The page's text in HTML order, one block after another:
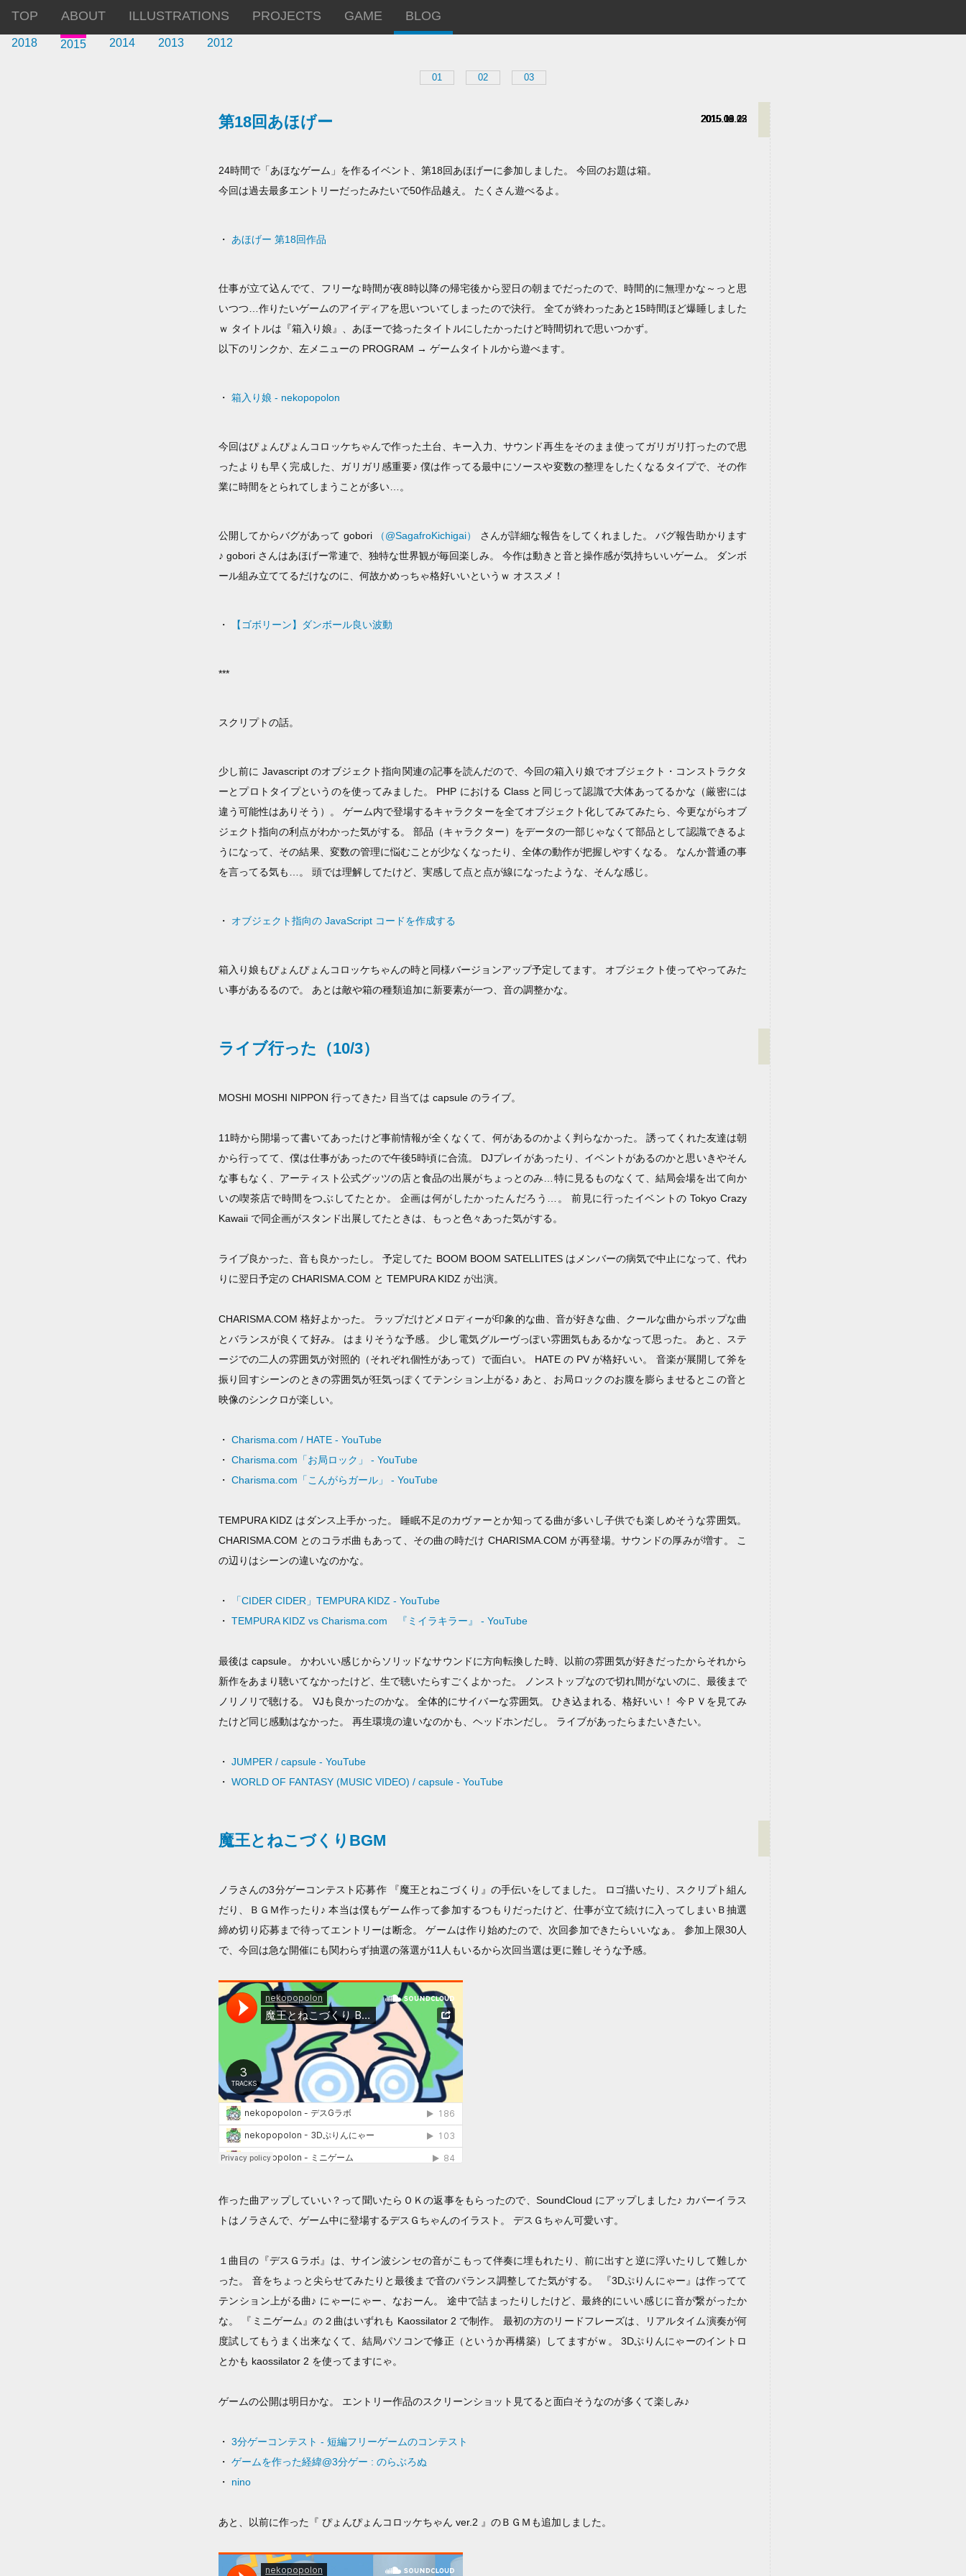
TOP ABOUT ILLUSTRATIONS PROJECTS GAME BLOG
2018 2015 2014 2013 2012
01 02 03
第18回あほげー 2015.11.23
24時間で「あほなゲーム」を作るイベント、第18回あほげーに参加しました。 今回のお題は箱。
今回は過去最多エントリーだったみたいで50作品越え。 たくさん遊べるよ。
・ あほげー 第18回作品
仕事が立て込んでて、フリーな時間が夜8時以降の帰宅後から翌日の朝までだったので、時間的に無理かな～っと思
いつつ…作りたいゲームのアイディアを思いついてしまったので決行。 全てが終わったあと15時間ほど爆睡しました
ｗ タイトルは『箱入り娘』、あほーで捻ったタイトルにしたかったけど時間切れで思いつかず。
以下のリンクか、左メニューの PROGRAM → ゲームタイトルから遊べます。
・ 箱入り娘 - nekopopolon
今回はぴょんぴょんコロッケちゃんで作った土台、キー入力、サウンド再生をそのまま使ってガリガリ打ったので思
ったよりも早く完成した、ガリガリ感重要♪ 僕は作ってる最中にソースや変数の整理をしたくなるタイプで、その作
業に時間をとられてしまうことが多い…。
公開してからバグがあって gobori ‏（@SagafroKichigai）
さんが詳細な報告をしてくれました。 バグ報告助かります
♪ gobori さんはあほげー常連で、独特な世界観が毎回楽しみ。 今作は動きと音と操作感が気持ちいいゲーム。 ダンボ
ール組み立ててるだけなのに、何故かめっちゃ格好いいというｗ オススメ！
・ 【ゴボリーン】ダンボール良い波動
***
スクリプトの話。
少し前に Javascript のオブジェクト指向関連の記事を読んだので、今回の箱入り娘でオブジェクト・コンストラクタ
ーとプロトタイプというのを使ってみました。 PHP における Class と同じって認識で大体あってるかな（厳密には
違う可能性はありそう）。 ゲーム内で登場するキャラクターを全てオブジェクト化してみてみたら、今更ながらオブ
ジェクト指向の利点がわかった気がする。 部品（キャラクター）をデータの一部じゃなくて部品として認識できるよ
うになって、その結果、変数の管理に悩むことが少なくなったり、全体の動作が把握しやすくなる。 なんか普通の事
を言ってる気も…。 頭では理解してたけど、実感して点と点が線になったような、そんな感じ。
・ オブジェクト指向の JavaScript コードを作成する
箱入り娘もぴょんぴょんコロッケちゃんの時と同様バージョンアップ予定してます。 オブジェクト使ってやってみた
い事があるるので。 あとは敵や箱の種類追加に新要素が一つ、音の調整かな。
ライブ行った（10/3）
2015.10.05
MOSHI MOSHI NIPPON 行ってきた♪ 目当ては capsule のライブ。
11時から開場って書いてあったけど事前情報が全くなくて、何があるのかよく判らなかった。 誘ってくれた友達は朝
から行ってて、僕は仕事があったので午後5時頃に合流。 DJプレイがあったり、イベントがあるのかと思いきやそん
な事もなく、アーティスト公式グッツの店と食品の出展がちょっとのみ…特に見るものなくて、結局会場を出て向か
いの喫茶店で時間をつぶしてたとか。 企画は何がしたかったんだろう…。 前見に行ったイベントの Tokyo Crazy
Kawaii で同企画がスタンド出展してたときは、もっと色々あった気がする。
ライブ良かった、音も良かったし。 予定してた BOOM BOOM SATELLITES はメンバーの病気で中止になって、代わ
りに翌日予定の CHARISMA.COM と TEMPURA KIDZ が出演。
CHARISMA.COM 格好よかった。 ラップだけどメロディーが印象的な曲、音が好きな曲、クールな曲からポップな曲
とバランスが良くて好み。 はまりそうな予感。 少し電気グルーヴっぽい雰囲気もあるかなって思った。 あと、ステ
ージでの二人の雰囲気が対照的（それぞれ個性があって）で面白い。 HATE の PV が格好いい。 音楽が展開して斧を
振り回すシーンのときの雰囲気が狂気っぽくてテンション上がる♪ あと、お局ロックのお腹を膨らませるとこの音と
映像のシンクロが楽しい。
・ Charisma.com / HATE - YouTube
・ Charisma.com「お局ロック」 - YouTube
・ Charisma.com「こんがらガール」 - YouTube
TEMPURA KIDZ はダンス上手かった。 睡眠不足のカヴァーとか知ってる曲が多いし子供でも楽しめそうな雰囲気。
CHARISMA.COM とのコラボ曲もあって、その曲の時だけ CHARISMA.COM が再登場。サウンドの厚みが増す。 こ
の辺りはシーンの違いなのかな。
・
「CIDER CIDER」TEMPURA KIDZ - YouTube
・ TEMPURA KIDZ vs Charisma.com 『ミイラキラー』 - YouTube
最後は capsule。 かわいい感じからソリッドなサウンドに方向転換した時、以前の雰囲気が好きだったからそれから
新作をあまり聴いてなかったけど、生で聴いたらすごくよかった。 ノンストップなので切れ間がないのに、最後まで
ノリノリで聴ける。 VJも良かったのかな。 全体的にサイバーな雰囲気。 ひき込まれる、格好いい！ 今ＰＶを見てみ
たけど同じ感動はなかった。 再生環境の違いなのかも、ヘッドホンだし。 ライブがあったらまたいきたい。
・ JUMPER / capsule - YouTube
・ WORLD OF FANTASY (MUSIC VIDEO) / capsule - YouTube
魔王とねこづくりBGM
2015.09.22
ノラさんの3分ゲーコンテスト応募作 『魔王とねこづくり』の手伝いをしてました。 ロゴ描いたり、スクリプト組ん
だり、ＢＧＭ作ったり♪ 本当は僕もゲーム作って参加するつもりだったけど、仕事が立て続けに入ってしまいＢ抽選
締め切り応募まで待ってエントリーは断念。 ゲームは作り始めたので、次回参加できたらいいなぁ。 参加上限30人
で、今回は急な開催にも関わらず抽選の落選が11人もいるから次回当選は更に難しそうな予感。
作った曲アップしていい？って聞いたらＯＫの返事をもらったので、SoundCloud にアップしました♪ カバーイラス
トはノラさんで、ゲーム中に登場するデスＧちゃんのイラスト。 デスＧちゃん可愛いす。
１曲目の『デスＧラボ』は、サイン波シンセの音がこもって伴奏に埋もれたり、前に出すと逆に浮いたりして難しか
った。 音をちょっと尖らせてみたりと最後まで音のバランス調整してた気がする。 『3Dぷりんにゃー』は作ってて
テンション上がる曲♪ にゃーにゃー、なおーん。 途中で詰まったりしたけど、最終的にいい感じに音が繋がったか
な。 『ミニゲーム』の２曲はいずれも Kaossilator 2 で制作。 最初の方のリードフレーズは、リアルタイム演奏が何
度試してもうまく出来なくて、結局パソコンで修正（というか再構築）してますがｗ。 3Dぷりんにゃーのイントロ
とかも kaossilator 2 を使ってますにゃ。
ゲームの公開は明日かな。 エントリー作品のスクリーンショット見てると面白そうなのが多くて楽しみ♪
・ 3分ゲーコンテスト - 短編フリーゲームのコンテスト
・ ゲームを作った経緯@3分ゲー : のらぶろぬ
・ nino
あと、以前に作った『 ぴょんぴょんコロッケちゃん ver.2 』のＢＧＭも追加しました。
2015.08.22
2015.08.12